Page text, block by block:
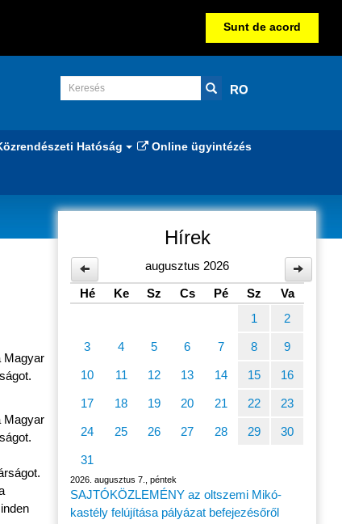
Sunt de acord
RO
Hatóság Online ügyintézés
Magyar
Magyar
Hírek
augusztus 2026
Hé
Ke Sz Cs Pé Sz
Va
1
2
3 4 5 6 7 8 9
10 11 12 13 14 15 16
17 18 19 20 21 22 23
24 25 26 27 28 29 30
31
2026. augusztus 7., péntek
SAJTÓKÖZLEMÉNY az oltszemi Mikó-
kastély felújítása pályázat befejezésőről